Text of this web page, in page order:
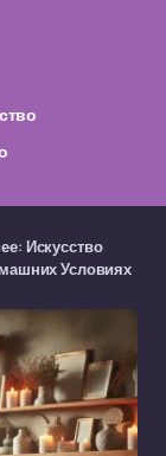
Искусство
Условиях